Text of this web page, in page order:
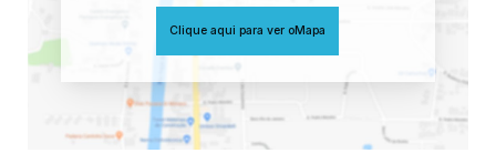
Clique aqui para ver oMapa